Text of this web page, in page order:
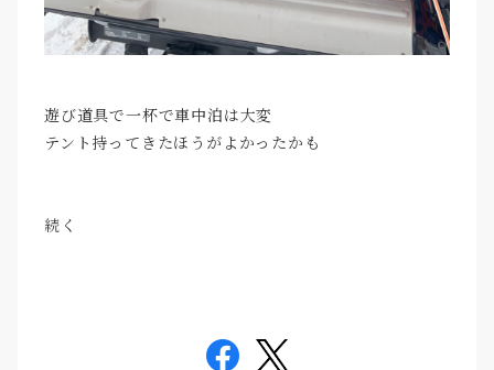
遊び道具で一杯で車中泊は大変
テント持ってきたほうがよかったかも
続く